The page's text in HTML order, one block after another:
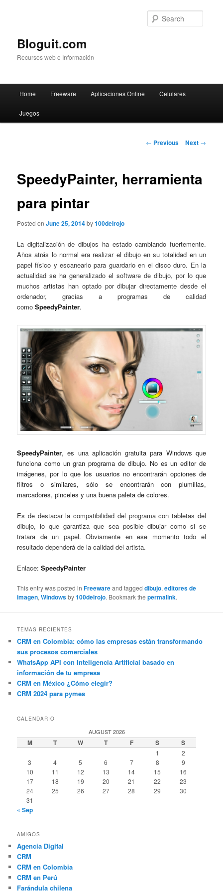
Bloguit.com
Recursos web e Información
Skip
to
Home Freeware Aplicaciones Online Celulares
Juegos
Post
← Previous Next →
SpeedyPainter, herramienta
para pintar
Posted onJune 25, 2014by100delrojo
La digitalización de dibujos ha estado cambiando fuertemente.
Años atrás lo normal era realizar el dibujo en su totalidad en un
papel físico y escanearlo para guardarlo en el disco duro. En la
actualidad se ha generalizado el software de dibujo, por lo que
muchos artistas han optado por dibujar directamente desde el
ordenador, gracias a programas de calidad
comoSpeedyPainter.
SpeedyPainter, es una aplicación gratuita para Windows que
funciona como un gran programa de dibujo. No es un editor de
imágenes, por lo que los usuarios no encontrarán opciones de
filtros o similares, sólo se encontrarán con plumillas,
marcadores, pinceles y una buena paleta de colores.
Es de destacar la compatibilidad del programa con tabletas del
dibujo, lo que garantiza que sea posible dibujar como si se
tratara de un papel. Obviamente en ese momento todo el
resultado dependerá de la calidad del artista.
Enlace:SpeedyPainter
This entry was posted inFreewareand taggeddibujo,editores de
imagen,Windowsby100delrojo. Bookmark thepermalink.
TEMAS RECIENTES
CRM en Colombia: cómo las empresas están transformando
sus procesos comerciales
WhatsApp API con Inteligencia Artificial basado en
información de tu empresa
CRM en México ¿Cómo elegir?
CRM 2024 para pymes
CALENDARIO
AUGUST 2026
M T W T F S S
1
2
3
4 5 6 7 8
9
10
11 12 13 14 15
16
17
18 19 20 21 22
23
24
25 26 27 28 29
30
31
« Sep
AMIGOS
Agencia Digital
CRM
CRM en Colombia
CRM en Perú
Farándula chilena